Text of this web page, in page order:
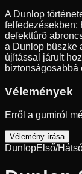
A Dunlop
felfedezésekben:
defekttûrõ
a Dunlop büszke
újítással járult
biztonságosabbá
Vélemények
Erről a gumiról
Vélemény írása
DunlopElső/